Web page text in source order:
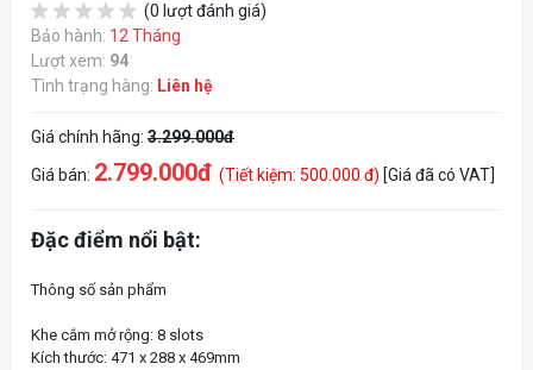
(0 lượt đánh giá)
Bảo hành: 12 Tháng
Lượt xem: 94
Tình trạng hàng: Liên hệ
Giá chính hãng: 3.299.000đ
Giá bán: 2.799.000đ (Tiết kiệm: 500.000 đ) [Giá đã có VAT]
Đặc điểm nổi bật:
Thông số sản phẩm
Khe cắm mở rộng: 8 slots
Kích thước: 471 x 288 x 469mm